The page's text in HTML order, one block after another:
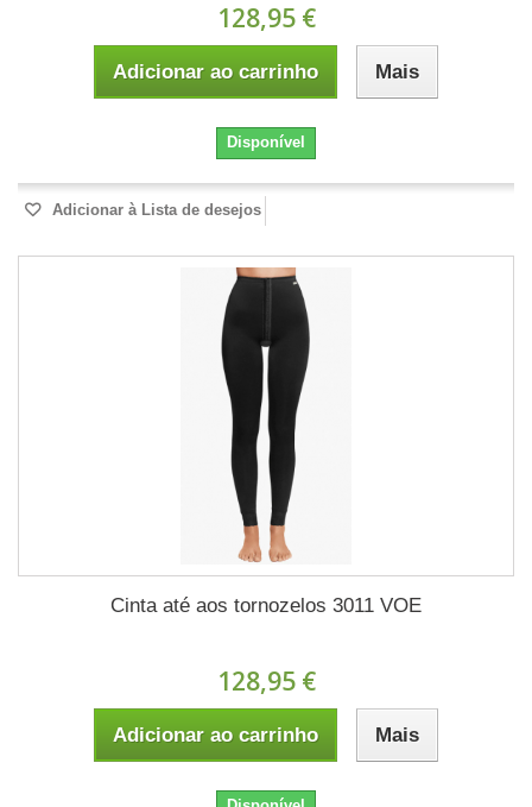
128,95 €
Adicionar ao carrinho Mais
Disponível
Adicionar à Lista de desejos
Cinta até aos tornozelos 3011 VOE
128,95 €
Adicionar ao carrinho Mais